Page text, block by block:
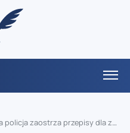
przepisy dla zagranicznych kierowców: 1 260 euro kaucji za jazdę pod wpływem